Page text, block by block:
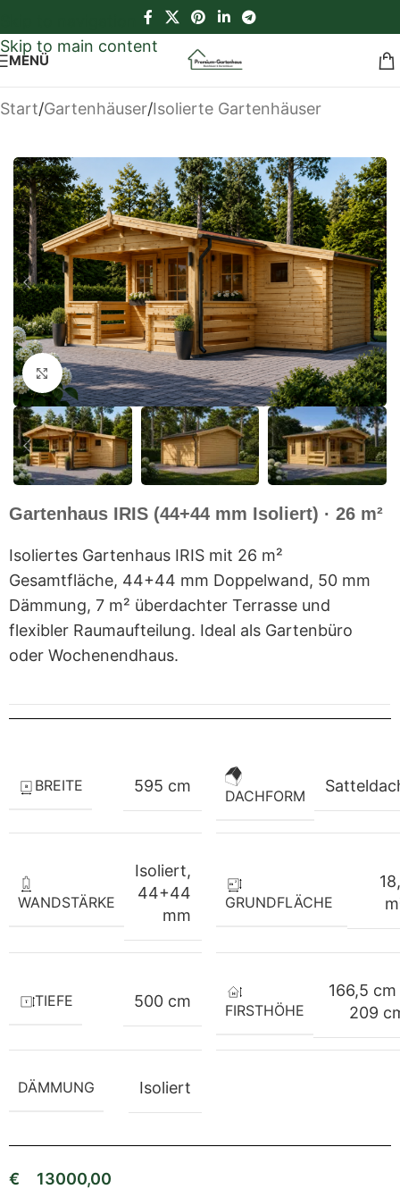
Skip to main content
MENÜ
Start/Gartenhäuser/Isolierte Gartenhäuser
Klick zum Vergrößern
Gartenhaus IRIS (44+44 mm Isoliert) · 26 m²
Isoliertes Gartenhaus IRIS mit 26 m²
Gesamtfläche, 44+44 mm Doppelwand, 50 mm
Dämmung, 7 m² überdachter Terrasse und
flexibler Raumaufteilung. Ideal als Gartenbüro
oder Wochenendhaus.
BREITE 595 cm
DACHFORM
WANDSTÄRKE
Isoliert,
44+44
mm
GRUNDFLÄCHE
TIEFE 500 cm
FIRSTHÖHE
166,5
209
DÄMMUNG Isoliert
€ 13000,00